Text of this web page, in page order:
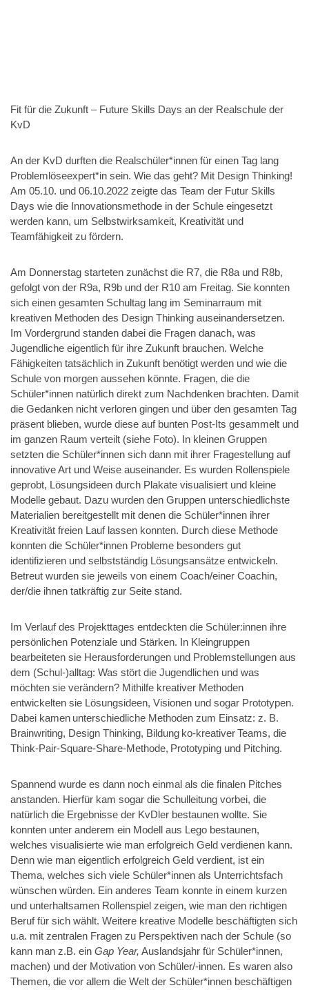
Fit für die Zukunft – Future Skills Days an der Realschule der
KvD
An der KvD durften die Realschüler*innen für einen Tag lang
Problemlöseexpert*in sein. Wie das geht? Mit Design Thinking!
Am 05.10. und 06.10.2022 zeigte das Team der Futur Skills
Days wie die Innovationsmethode in der Schule eingesetzt
werden kann, um Selbstwirksamkeit, Kreativität und
Teamfähigkeit zu fördern.
Am Donnerstag starteten zunächst die R7, die R8a und R8b,
gefolgt von der R9a, R9b und der R10 am Freitag. Sie konnten
sich einen gesamten Schultag lang im Seminarraum mit
kreativen Methoden des Design Thinking auseinandersetzen.
Im Vordergrund standen dabei die Fragen danach, was
Jugendliche eigentlich für ihre Zukunft brauchen. Welche
Fähigkeiten tatsächlich in Zukunft benötigt werden und wie die
Schule von morgen aussehen könnte. Fragen, die die
Schüler*innen natürlich direkt zum Nachdenken brachten. Damit
die Gedanken nicht verloren gingen und über den gesamten Tag
präsent blieben, wurde diese auf bunten Post-Its gesammelt und
im ganzen Raum verteilt (siehe Foto). In kleinen Gruppen
setzten die Schüler*innen sich dann mit ihrer Fragestellung auf
innovative Art und Weise auseinander. Es wurden Rollenspiele
geprobt, Lösungsideen durch Plakate visualisiert und kleine
Modelle gebaut. Dazu wurden den Gruppen unterschiedlichste
Materialien bereitgestellt mit denen die Schüler*innen ihrer
Kreativität freien Lauf lassen konnten. Durch diese Methode
konnten die Schüler*innen Probleme besonders gut
identifizieren und selbstständig Lösungsansätze entwickeln.
Betreut wurden sie jeweils von einem Coach/einer Coachin,
der/die ihnen tatkräftig zur Seite stand.
Im Verlauf des Projekttages entdeckten die Schüler:innen ihre
persönlichen Potenziale und Stärken. In Kleingruppen
bearbeiteten sie Herausforderungen und Problemstellungen aus
dem (Schul-)alltag: Was stört die Jugendlichen und was
möchten sie verändern? Mithilfe kreativer Methoden
entwickelten sie Lösungsideen, Visionen und sogar Prototypen.
Dabei kamen unterschiedliche Methoden zum Einsatz: z. B.
Brainwriting, Design Thinking, Bildung ko-kreativer Teams, die
Think-Pair-Square-Share-Methode, Prototyping und Pitching.
Spannend wurde es dann noch einmal als die finalen Pitches
anstanden. Hierfür kam sogar die Schulleitung vorbei, die
natürlich die Ergebnisse der KvDler bestaunen wollte. Sie
konnten unter anderem ein Modell aus Lego bestaunen,
welches visualisierte wie man erfolgreich Geld verdienen kann.
Denn wie man eigentlich erfolgreich Geld verdient, ist ein
Thema, welches sich viele Schüler*innen als Unterrichtsfach
wünschen würden. Ein anderes Team konnte in einem kurzen
und unterhaltsamen Rollenspiel zeigen, wie man den richtigen
Beruf für sich wählt. Weitere kreative Modelle beschäftigten sich
u.a. mit zentralen Fragen zu Perspektiven nach der Schule (so
kann man z.B. ein Gap Year, Auslandsjahr für Schüler*innen,
machen) und der Motivation von Schüler/-innen. Es waren also
Themen, die vor allem die Welt der Schüler*innen beschäftigen